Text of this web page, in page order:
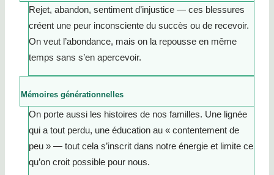
Rejet, abandon, sentiment d’injustice — ces blessures
créent une peur inconsciente du succès ou de recevoir.
On veut l’abondance, mais on la repousse en même
temps sans s’en apercevoir.
Mémoires générationnelles
On porte aussi les histoires de nos familles. Une lignée
qui a tout perdu, une éducation au « contentement de
peu » — tout cela s’inscrit dans notre énergie et limite ce
qu’on croit possible pour nous.